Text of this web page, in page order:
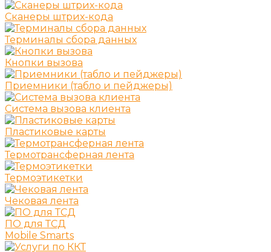
Сканеры штрих-кода
Терминалы сбора данных
Кнопки вызова
Приемники (табло и пейджеры)
Система вызова клиента
Пластиковые карты
Термотрансферная лента
Термоэтикетки
Чековая лента
ПО для ТСД
Mobile Smarts